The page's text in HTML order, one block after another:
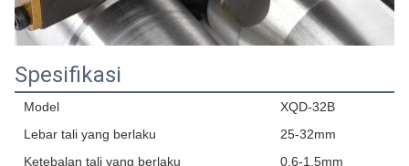
Spesifikasi
Model
XQD-32B
Lebar tali yang berlaku
25-32mm
Ketebalan tali yang berlaku
0.6-1.5mm